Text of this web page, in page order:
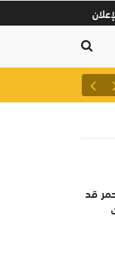
ثالثًا عالميًا في
قد